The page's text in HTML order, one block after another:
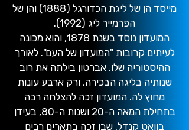
מייסד הן של ליגת הכדורגל (1888) והן של
הפרמייר ליג (1992).
המועדון נוסד בשנת 1878, והוא מכונה
לעיתים קרובות "המועדון של העם". לאורך
ההיסטוריה שלו, אברטון בילתה את רוב
שנותיה בליגה הבכירה, ורק ארבע עונות
מחוץ לה. המועדון זכה להצלחה רבה
בתחילת המאה ה-20 ושנות ה-80, בעידן
בוואט קנדל, שבו זכה בתארים רבים